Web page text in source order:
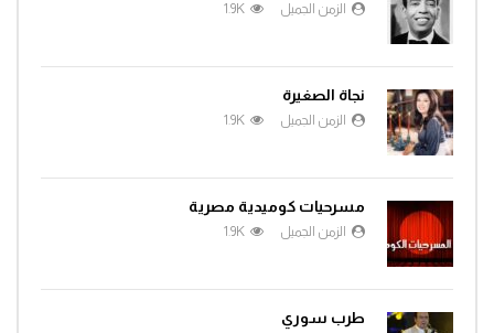
الزمن الجميل 1.9K
نجاة الصغيرة
الزمن الجميل 1.9K
مسرحيات كوميدية مصرية
الزمن الجميل 1.9K
طرب سوري